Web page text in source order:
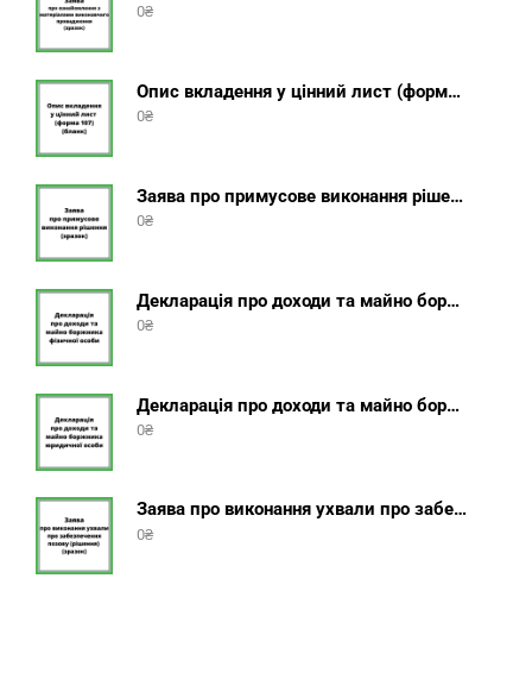
0₴
Опис вкладення у цінний лист (форма 107) + інструкція відправлення цінного листа з описом вкладення
0₴
Заява про примусове виконання рішення (зразок, шаблон 2025 року)
0₴
Декларація про доходи та майно боржника фізичної особи (бланк) + інструкція
0₴
Декларація про доходи та майно боржника юридичної особи (бланк) + інструкція
0₴
Заява про виконання ухвали про забезпечення позову (зразок, шаблон 2025 року)
0₴